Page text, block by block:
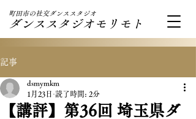
町田市の社交ダンススタジオ
ダンススタジオモリモト
記事
【講評】第36回 埼玉県ダ
dsmymkm
1月23日 読了時間: 2分